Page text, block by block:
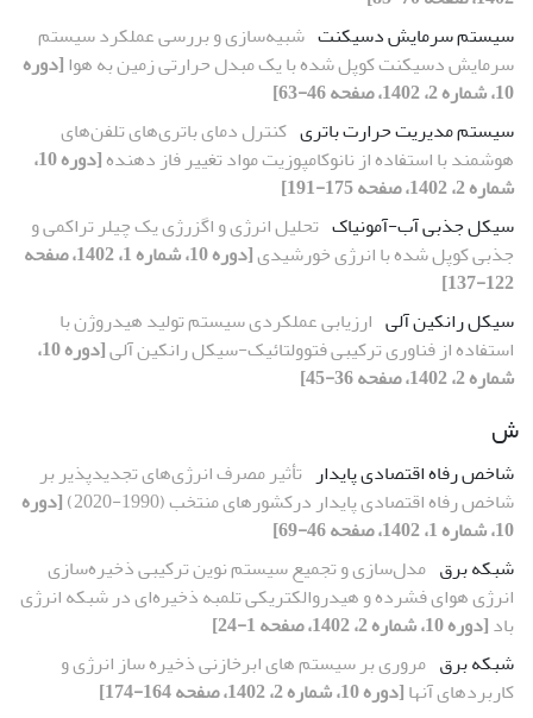
سیستم سرمایش دسیکنت شبیه‌سازی و بررسی عملکرد سیستم
سرمایش دسیکنت کوپل شده با یک مبدل حرارتی زمین به هوا[دوره
10، شماره 2، 1402، صفحه 46-63]
سیستم مدیریت حرارت باتری کنترل دمای باتری‌های تلفن‌های
هوشمند با استفاده از نانوکامپوزیت مواد تغییر فاز دهنده
[دوره 10،
شماره 2، 1402، صفحه 175-191]
سیکل جذبی آب-آمونیاک تحلیل انرژی و اگزرژی یک چیلر تراکمی و
جذبی کوپل شده با انرژی خورشیدی
[دوره 10، شماره 1، 1402، صفحه
122-137]
سیکل رانکین آلی ارزیابی عملکردی سیستم تولید هیدروژن با
استفاده از فناوری ترکیبی فتوولتائیک-سیکل رانکین آلی
[دوره 10،
شماره 2، 1402، صفحه 36-45]
ش
شاخص رفاه اقتصادی پایدار تأثیر مصرف انرژی‌های تجدیدپذیر بر
شاخص رفاه اقتصادی پایدار درکشورهای منتخب (1990-2020)
[دوره
10، شماره 1، 1402، صفحه 46-69]
شبکه برق مدل‌سازی و تجمیع سیستم نوین ترکیبی ذخیره‌سازی
انرژی هوای فشرده و هیدروالکتریکی تلمبه ذخیره‌ای در شبکه انرژی
باد[دوره 10، شماره 2، 1402، صفحه 1-24]
شبکه برق مروری بر سیستم های ابرخازنی ذخیره‏ ساز انرژی و
کاربردهای آن‏ها[دوره 10، شماره 2، 1402، صفحه 164-174]